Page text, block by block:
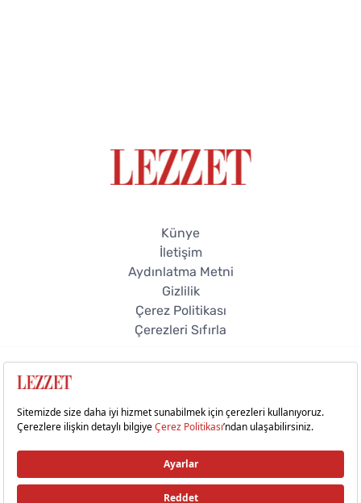
Künye
İletişim
Aydınlatma Metni
Gizlilik
Çerez Politikası
Çerezleri Sıfırla
© 2026 Lezzet Online. Tüm hakları saklıdır.